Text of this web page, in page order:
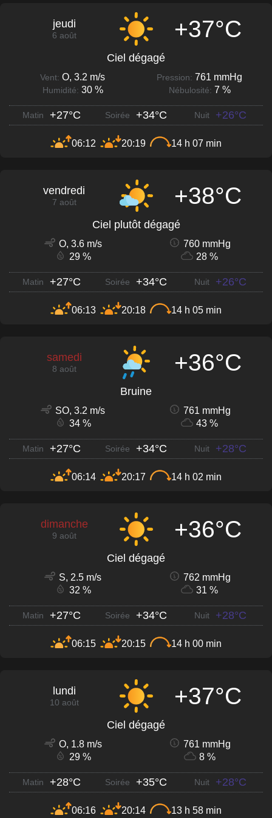
jeudi
6 août +37°C
Ciel dégagé
Vent: O, 3.2 m/s Pression: 761 mmHg
Humidité: 30 % Nébulosité: 7 %
Matin +27°C Soirée +34°C Nuit +26°C
06:12 20:19 14 h 07 min
vendredi
7 août +38°C
Ciel plutôt dégagé
O, 3.6 m/s
760 mmHg
29 %
28 %
Matin +27°C Soirée +34°C Nuit +26°C
06:13 20:18 14 h 05 min
samedi
8 août +36°C
Bruine
SO, 3.2 m/s
761 mmHg
34 %
43 %
Matin +27°C Soirée +34°C Nuit +28°C
06:14 20:17 14 h 02 min
dimanche
9 août +36°C
Ciel dégagé
S, 2.5 m/s
762 mmHg
32 %
31 %
Matin +27°C Soirée +34°C Nuit +28°C
06:15 20:15 14 h 00 min
lundi
10 août +37°C
Ciel dégagé
O, 1.8 m/s
761 mmHg
29 %
8 %
Matin +28°C Soirée +35°C Nuit +28°C
06:16 20:14 13 h 58 min